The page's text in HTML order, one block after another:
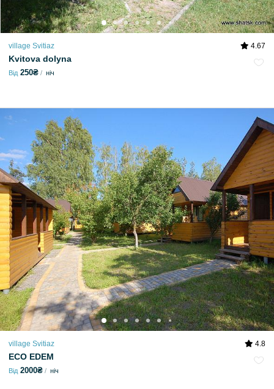
village Svitiaz 4.67
Kvitova dolyna
Від 250₴ ніч
village Svitiaz 4.8
ECO EDEM
Від 2000₴ ніч